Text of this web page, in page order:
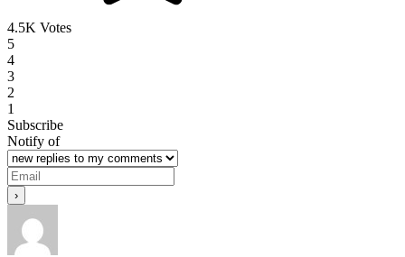
4.5K Votes
5
4
3
2
1
Subscribe
Notify of